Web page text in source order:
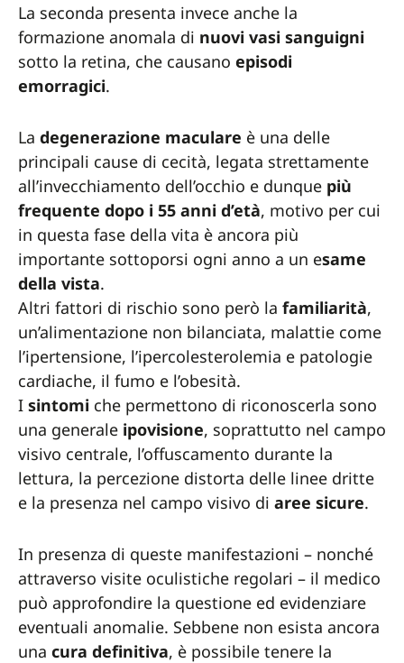
La seconda presenta invece anche la
formazione anomala di nuovi vasi sanguigni
sotto la retina, che causano episodi
emorragici.
La degenerazione maculare è una delle
principali cause di cecità, legata strettamente
all’invecchiamento dell’occhio e dunque più
frequente dopo i 55 anni d’età, motivo per cui
in questa fase della vita è ancora più
importante sottoporsi ogni anno a un esame
della vista.
Altri fattori di rischio sono però la familiarità,
un’alimentazione non bilanciata, malattie come
l’ipertensione, l’ipercolesterolemia e patologie
cardiache, il fumo e l’obesità.
I sintomi che permettono di riconoscerla sono
una generale ipovisione, soprattutto nel campo
visivo centrale, l’offuscamento durante la
lettura, la percezione distorta delle linee dritte
e la presenza nel campo visivo di aree sicure.
In presenza di queste manifestazioni – nonché
attraverso visite oculistiche regolari – il medico
può approfondire la questione ed evidenziare
eventuali anomalie. Sebbene non esista ancora
una cura definitiva, è possibile tenere la